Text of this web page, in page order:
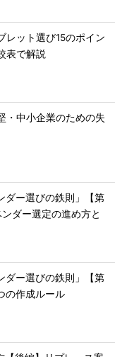
レット選び15のポイン
表で解説
・中小企業のための失
ダー選びの鉄則」【第
ダー選定の進め方と
ダー選びの鉄則」【第
の作成ルール